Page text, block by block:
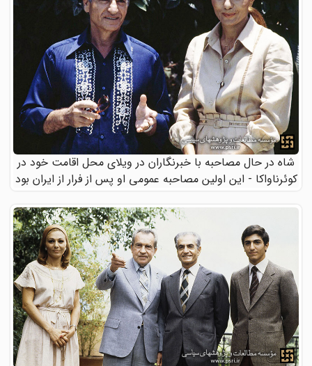
شاه در حال مصاحبه با خبرنگاران در ویلای محل اقامت خود در
کوئرناواکا - این اولین مصاحبه عمومی او پس از فرار از ایران بود